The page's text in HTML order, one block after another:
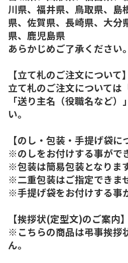
川県、福井県、鳥取県、島
県、佐賀県、長崎県、大分
県、鹿児島県
あらかじめご了承ください。
【立て札のご注文について】
立て札のご注文については
「送り主名（役職名など
い。
【のし・包装・手提げ袋に
※のしをお付けする事がで
※包装は簡易包装となります
※二重包装はご指定できま
※手提げ袋をお付けする事
【挨拶状(定型文)のご案内】
※こちらの商品は弔事挨拶
ん。